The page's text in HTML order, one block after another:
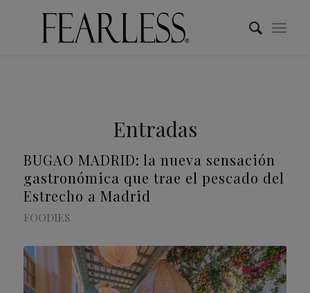
Entradas
BUGAO MADRID: la nueva sensación
gastronómica que trae el pescado del
Estrecho a Madrid
FOODIES